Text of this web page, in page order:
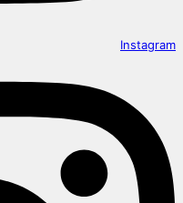
Instagram